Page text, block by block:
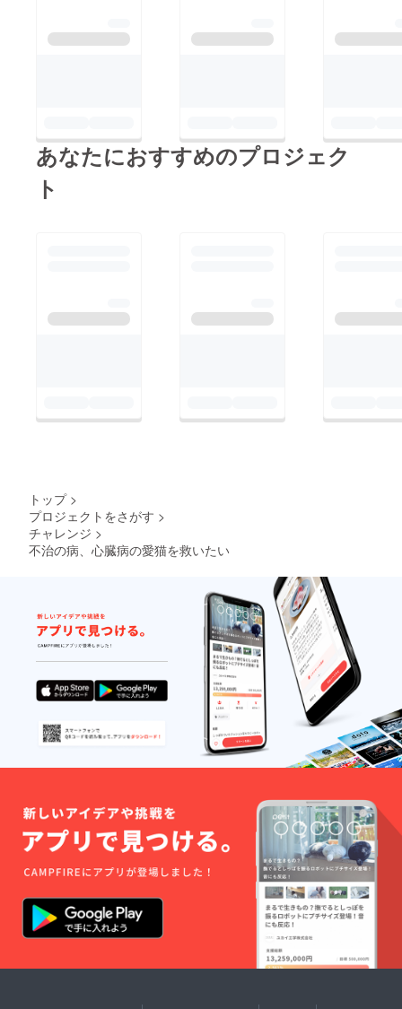
も全く食べられなくな
日また病院へ来てくだ
さいとのことで帰宅。
わって5/18(月)午前
りました。心筋症の診
を飲ませて、定期的に
病院に通い、少しでも
と私が愛猫にしてきた
事は間違ってたんじゃ
ないか、ずっと苦しい
思いをしてたんじゃな
いか、他にもっとやれ
ることがあったんじゃ
ないか、最後まで苦し
ませてごめんねって、
いっぱい頑張ってくれ
ました。愛猫のいない
日常を受け入れるまで
かりそうです。たくさ
んのお花、大好きなご
助ける薬を飲ませるこ
そうです。予後はかな
り悪く無症状の猫であ
ぼ確実に近いうちに再
発するそうです。再発
ですが、愛猫が楽しく
げたいなと思っており
ます。
あなたにおすすめのプロジェク
ト
トップ >
プロジェクトをさがす >
チャレンジ >
不治の病、心臓病の愛猫を救いたい